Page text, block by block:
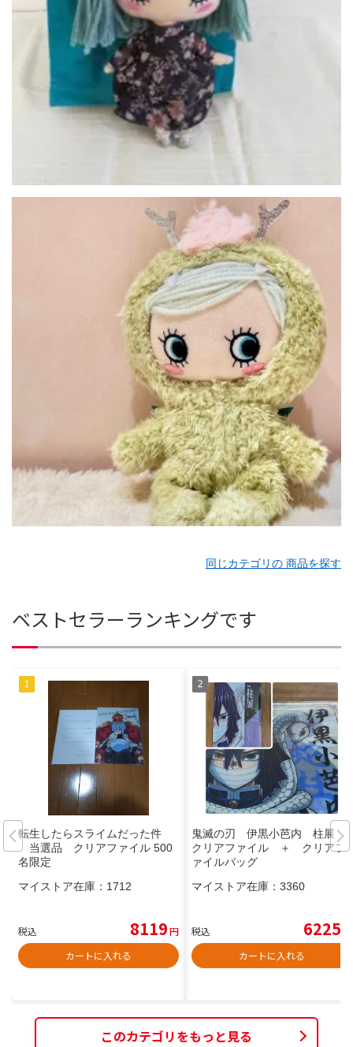
同じカテゴリの 商品を探す
ベストセラーランキングです
転生したらスライムだった件
当選品 クリアファイル 500
名限定
マイストア在庫： 1712
税込 8119円
カートに入れる
鬼滅の刃 伊黒小芭内 柱展
クリアファイル ＋ クリアフ
ァイルバッグ
マイストア在庫： 3360
税込 6225
カートに入れる
このカテゴリをもっと見る